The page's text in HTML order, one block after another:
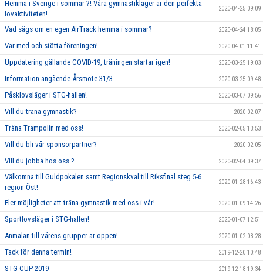
Hemma i Sverige i sommar ?! Våra gymnastikläger är den perfekta
lovaktiviteten!
2020-04-25 09:09
Vad sägs om en egen AirTrack hemma i sommar? 2020-04-24 18:05
Var med och stötta föreningen! 2020-04-01 11:41
Uppdatering gällande COVID-19, träningen startar igen! 2020-03-25 19:03
Information angående Årsmöte 31/3 2020-03-25 09:48
Påsklovsläger i STG-hallen! 2020-03-07 09:56
Vill du träna gymnastik? 2020-02-07
Träna Trampolin med oss! 2020-02-05 13:53
Vill du bli vår sponsorpartner? 2020-02-05
Vill du jobba hos oss ? 2020-02-04 09:37
Välkomna till Guldpokalen samt Regionskval till Riksfinal steg 5-6
region Öst!
2020-01-28 16:43
Fler möjligheter att träna gymnastik med oss i vår! 2020-01-09 14:26
Sportlovsläger i STG-hallen! 2020-01-07 12:51
Anmälan till vårens grupper är öppen! 2020-01-02 08:28
Tack för denna termin! 2019-12-20 10:48
STG CUP 2019 2019-12-18 19:34